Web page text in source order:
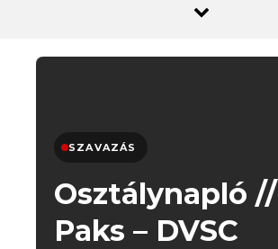
SZAVAZÁS
Osztálynapló //
Paks – DVSC